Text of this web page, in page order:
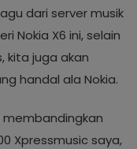
dari server musik
Nokia X6 ini, selain
kita juga akan
handal ala Nokia.
membandingkan
Xpressmusic saya,